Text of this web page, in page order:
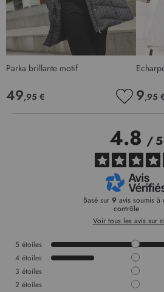
Parka brillante motif
49,95 €
MA
LISTE
D’ENVIE
9,95
4.8/5
Basé sur 9 avis soumis à
contrôle
Voir tous les avis sur
5 étoiles
4 étoiles
3 étoiles
2 étoiles